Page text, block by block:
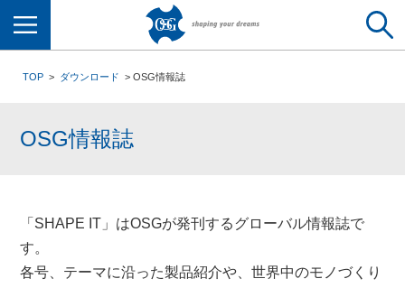
TOP ダウンロード OSG情報誌
OSG情報誌
「SHAPE IT」はOSGが発刊するグローバル情報誌で
す。
各号、テーマに沿った製品紹介や、世界中のモノづくり